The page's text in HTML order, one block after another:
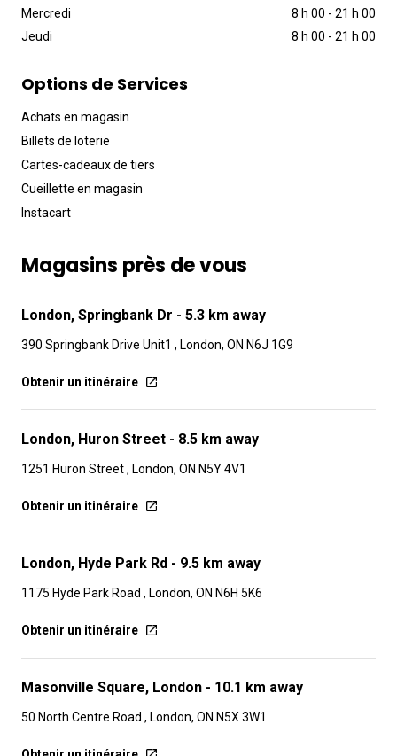
Mercredi
8 h 00 - 21 h 00
Jeudi
8 h 00 - 21 h 00
Options de Services
Achats en magasin
Billets de loterie
Cartes-cadeaux de tiers
Cueillette en magasin
Instacart
Magasins près de vous
London, Springbank Dr - 5.3 km away
390 Springbank Drive Unit1 , London, ON N6J 1G9
Obtenir un itinéraire
London, Huron Street - 8.5 km away
1251 Huron Street , London, ON N5Y 4V1
Obtenir un itinéraire
London, Hyde Park Rd - 9.5 km away
1175 Hyde Park Road , London, ON N6H 5K6
Obtenir un itinéraire
Masonville Square, London - 10.1 km away
50 North Centre Road , London, ON N5X 3W1